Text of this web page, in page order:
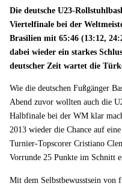
Die deutsche U23-
Viertelfinale bei der
Brasilien mit 65:46 (13:12,
dabei wieder ein starkes
deutscher Zeit wartet die
Wie die deutschen Fußgänger
Abend zuvor wollten auch die
Halbfinale bei der WM klar
2013 wieder die Chance auf
Turnier-Topscorer Cristiano
Vorrunde 25 Punkte im Schnitt
Mit dem Selbstbewusstsein von